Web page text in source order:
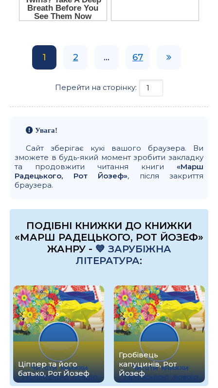
1 2 ... 67
Перейти на сторінку:
Увага!
Сайт зберігає кукі вашого браузера. Ви
зможете в будь-який момент зробити закладку
та продовжити читання книги «Марш
Радецького, Рот Йозеф», після закриття
браузера.
ПОДІБНІ КНИЖКИ ДО КНИЖКИ
«МАРШ РАДЕЦЬКОГО, РОТ ЙОЗЕФ»
ЖАНРУ - 💙 ЗАРУБІЖНА
ЛІТЕРАТУРА:
Ціппер та його
батько, Рот Йозеф
Гробівець
капуцинів, Рот
Йозеф